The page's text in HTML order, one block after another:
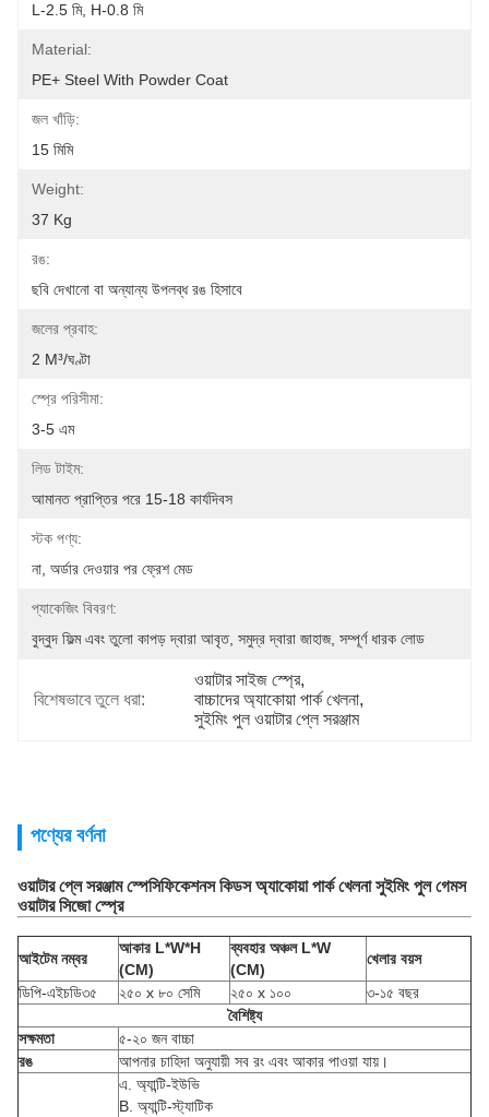
L-2.5 মি, H-0.8 মি
Material:
PE+ Steel With Powder Coat
জল খাঁড়ি:
15 মিমি
Weight:
37 Kg
রঙ:
ছবি দেখানো বা অন্যান্য উপলব্ধ রঙ হিসাবে
জলের প্রবাহ:
2 M³/ঘণ্টা
স্প্রে পরিসীমা:
3-5 এম
লিড টাইম:
আমানত প্রাপ্তির পরে 15-18 কার্যদিবস
স্টক পণ্য:
না, অর্ডার দেওয়ার পর ফ্রেশ মেড
প্যাকেজিং বিবরণ:
বুদ্বুদ ফিল্ম এবং তুলো কাপড় দ্বারা আবৃত, সমুদ্র দ্বারা জাহাজ, সম্পূর্ণ ধারক লোড
বিশেষভাবে তুলে ধরা:
ওয়াটার সাইজ স্প্রে,
বাচ্চাদের অ্যাকোয়া পার্ক খেলনা,
সুইমিং পুল ওয়াটার প্লে সরঞ্জাম
পণ্যের বর্ণনা
ওয়াটার প্লে সরঞ্জাম স্পেসিফিকেশনস কিডস অ্যাকোয়া পার্ক খেলনা সুইমিং পুল গেমস
ওয়াটার সিজো স্প্রে
আইটেম নম্বর
আকার L*W*H
(CM)
ব্যবহার অঞ্চল L*W
(CM)
খেলার বয়স
ডিপি-এইচডি৩৫
২৫০ x ৮০ সেমি ২৫০ x ১০০
৩-১৫ বছর
বৈশিষ্ট্য
সক্ষমতা
৫-২০ জন বাচ্চা
রঙ
আপনার চাহিদা অনুযায়ী সব রং এবং আকার পাওয়া যায়।
এ. অ্যান্টি-ইউভি
B. অ্যান্টি-স্ট্যাটিক